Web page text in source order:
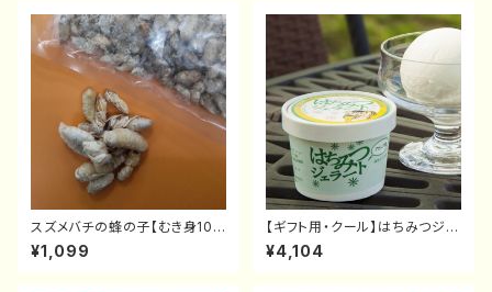
スズメバチの蜂の子【むき身100
g】
¥1,099
【ギフト用・クール】はちみつジェ
ラート(10個入)
¥4,104